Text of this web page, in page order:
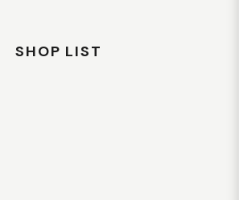
SHOP LIST